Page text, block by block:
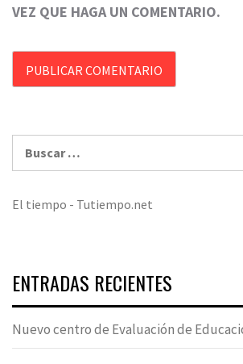
VEZ QUE HAGA UN COMENTARIO.
El tiempo - Tutiempo.net
ENTRADAS RECIENTES
Nuevo centro de Evaluación de